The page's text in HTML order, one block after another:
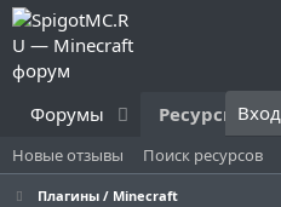
Форумы Ресурсы Вход
Новые отзывы Поиск ресурсов
Плагины / Minecraft